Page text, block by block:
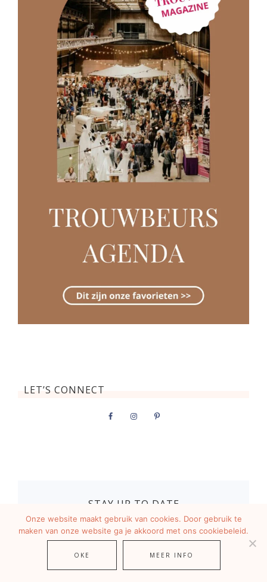
LET’S CONNECT
STAY UP TO DATE
Onze website maakt gebruik van cookies. Door gebruik te
maken van onze website ga je akkoord met ons cookiebeleid.
OKE MEER INFO